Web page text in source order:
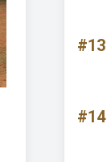
#13
#14